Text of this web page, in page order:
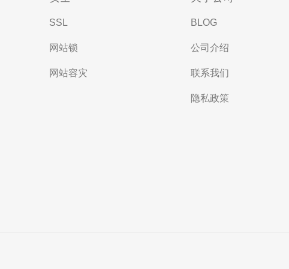
SSL
网站锁
网站容灾
BLOG
公司介绍
联系我们
隐私政策